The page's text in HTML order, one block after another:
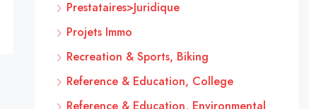
Prestataires>Juridique
Projets Immo
Recreation & Sports, Biking
Reference & Education, College